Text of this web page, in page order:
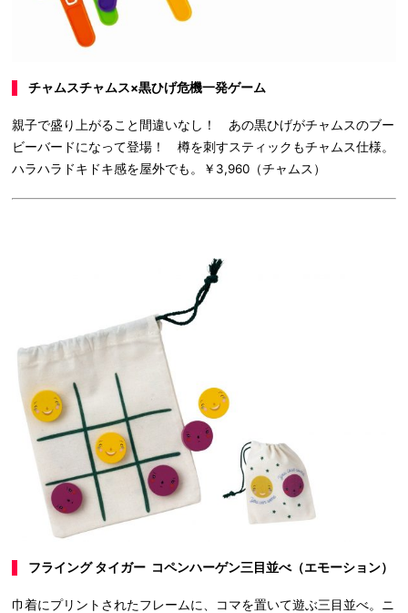
チャムスチャムス×黒ひげ危機一発ゲーム
親子で盛り上がること間違いなし！ あの黒ひげがチャムスのブー
ビーバードになって登場！ 樽を刺すスティックもチャムス仕様。
ハラハラドキドキ感を屋外でも。￥3,960（チャムス）
フライング タイガー コペンハーゲン三目並べ（エモーション）
巾着にプリントされたフレームに、コマを置いて遊ぶ三目並べ。ニ